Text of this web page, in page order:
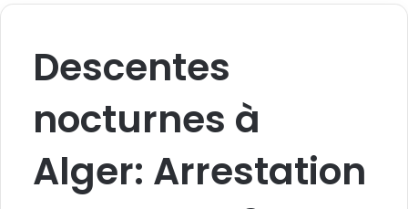
Descentes
nocturnes à
Alger: Arrestation